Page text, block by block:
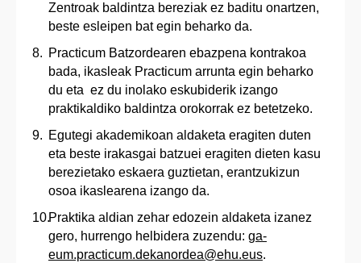
Zentroak baldintza bereziak ez baditu onartzen,
beste esleipen bat egin beharko da.
Practicum Batzordearen ebazpena kontrakoa
bada, ikasleak Practicum arrunta egin beharko
du eta ez du inolako eskubiderik izango
praktikaldiko baldintza orokorrak ez betetzeko.
Egutegi akademikoan aldaketa eragiten duten
eta beste irakasgai batzuei eragiten dieten kasu
berezietako eskaera guztietan, erantzukizun
osoa ikaslearena izango da.
Praktika aldian zehar edozein aldaketa izanez
gero, hurrengo helbidera zuzendu: ga-
eum.practicum.dekanordea@ehu.eus.